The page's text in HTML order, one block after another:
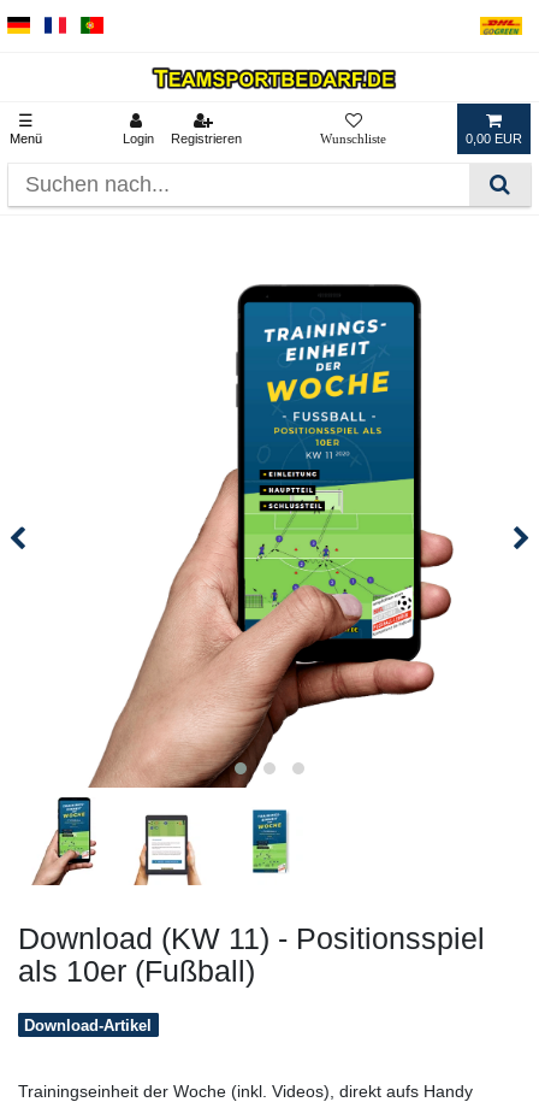
☰
Menü Login Registrieren 0,00 EUR
Download (KW 11) - Positionsspiel
als 10er (Fußball)
Download-Artikel
Trainingseinheit der Woche (inkl. Videos), direkt aufs Handy